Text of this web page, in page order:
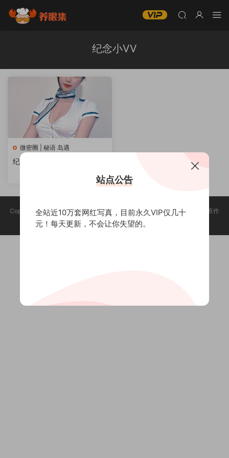
纪念小VV
微密圈 | 秘语 岛遇
纪念小小v5微密圈系列图片&
Copyright @ 2025 养眼集 版权声明:本站所有资源均收集于网络，版权归原作
者所有，如有侵权，请联系删除。
站点公告
全站近10万套网红写真，目前永久VIP仅几十
元！每天更新，不会让你失望的。